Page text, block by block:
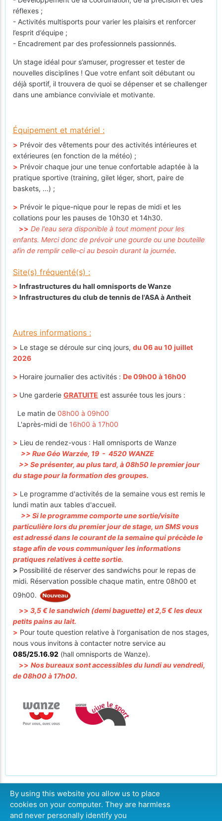
réflexes ;
- Activités multisports pour varier les plaisirs et renforcer
l’esprit d’équipe ;
- Encadrement par des professionnels passionnés.
Un stage idéal pour s’amuser, progresser et tester de
nouvelles disciplines ! Que votre enfant soit débutant ou
déjà sportif, il trouvera de quoi se dépenser et se challenger
dans une ambiance conviviale et motivante.
Équipement et matériel :
> Prévoir des vêtements pour des activités intérieures et
extérieures (en fonction de la météo) ;
> Prévoir chaque jour une tenue confortable adaptée à la
pratique sportive (training, gilet léger, short, paire de
baskets, ...) ;
> Prévoir le pique-nique pour le repas de midi et les
collations pour les pauses de 10h30 et 14h30.
>> De l'eau sera disponible à tout moment pour les
enfants. Merci donc de prévoir une gourde ou une bouteille
afin de remplir celle-ci au besoin durant la journée.
Site(s) fréquenté(s) :
> Infrastructures du hall omnisports de Wanze
> Infrastructures du club de tennis de l'ASA à Antheit
Autres informations :
> Le stage se déroule sur cinq jours, du 06 au 10 juillet
2026
> Horaire journalier des activités : De 09h00 à 16h00
> Une garderie GRATUITE est assurée tous les jours :
Le matin de 08h00 à 09h00
L'après-midi de 16h00 à 17h00
> Lieu de rendez-vous : Hall omnisports de Wanze
>> Rue Géo Warzée, 19 - 4520 WANZE
>> Se présenter, au plus tard, à 08h50 le premier jour
du stage pour la formation des groupes.
> Le programme d'activités de la semaine vous est remis le
lundi matin aux tables d'accueil.
>> Si le programme comporte une sortie/visite
particulière lors du premier jour de stage, un SMS vous
est adressé dans le courant de la semaine qui précède le
stage afin de vous communiquer les informations
pratiques relatives à cette sortie.
> Possibilité de réserver des sandwichs pour le repas de
midi. Réservation possible chaque matin, entre 08h00 et
09h00.
>> 3,5 € le sandwich (demi baguette) et 2,5 € les deux
petits pains au lait.
> Pour toute question relative à l'organisation de nos stages,
nous vous invitons à contacter notre service au
085/25.16.92 (hall omnisports de Wanze).
>> Nos bureaux sont accessibles du lundi au vendredi,
de 08h00 à 17h00.
CONTINUER
By using this website you allow us to place
cookies on your computer. They are harmless
and never personally identify you